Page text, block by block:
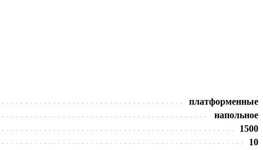
платформенные
напольное
1500
10